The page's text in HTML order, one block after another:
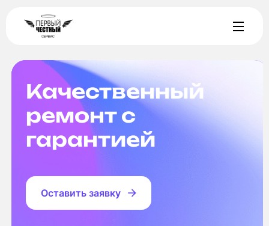
Качественный
ремонт с
гарантией
Оставить заявку